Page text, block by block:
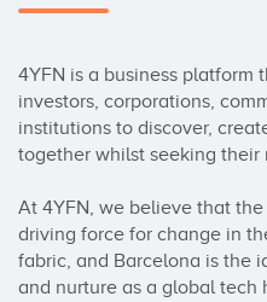
4YFN is a business platform
investors, corporations,
institutions to discover,
together whilst seeking their
At 4YFN, we believe that
driving force for change in
fabric, and Barcelona is the
and nurture as a global tech